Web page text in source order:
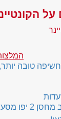
טובה
2 יפו